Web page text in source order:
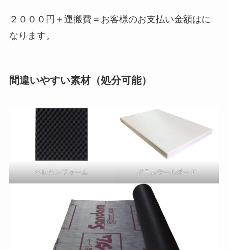
２０００円＋運搬費＝お客様のお支払い金額はに
なります。
間違いやすい素材（処分可能）
ウレタンフォーム グラスウールボード